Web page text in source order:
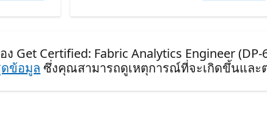
Get Certified: Fabric Analytics Engineer (DP-
ข้อมูล ซึ่งคุณสามารถดูเหตุการณ์ที่จะเกิดขึ้นและ